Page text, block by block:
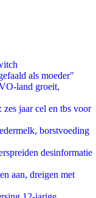
als moeder"
land groeit,
zes jaar cel en tbs voor
borstvoeding
desinformatie
aan, dreigen met